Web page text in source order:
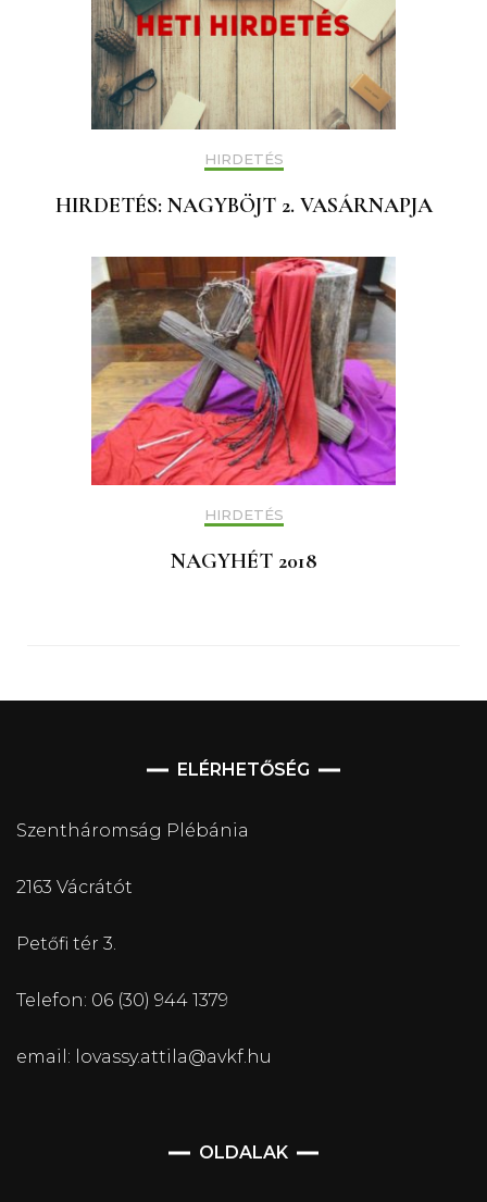
HIRDETÉS
HIRDETÉS: NAGYBÖJT 2. VASÁRNAPJA
HIRDETÉS
NAGYHÉT 2018
ELÉRHETŐSÉG
Szentháromság Plébánia
2163 Vácrátót
Petőfi tér 3.
Telefon: 06 (30) 944 1379
email: lovassy.attila@avkf.hu
OLDALAK